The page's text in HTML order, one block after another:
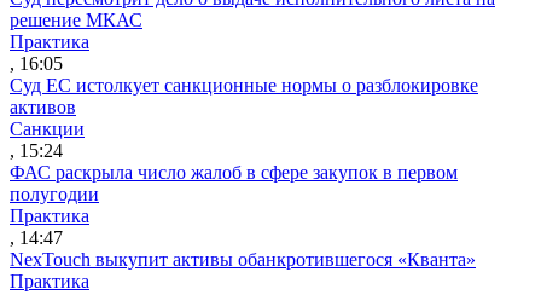
решение МКАС
Практика
, 16:05
Суд ЕС истолкует санкционные нормы о разблокировке
активов
Санкции
, 15:24
ФАС раскрыла число жалоб в сфере закупок в первом
полугодии
Практика
, 14:47
NexTouch выкупит активы обанкротившегося «Кванта»
Практика